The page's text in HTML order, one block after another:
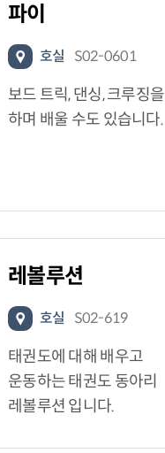
파이
호실 S02-0601
보드 트릭, 댄싱, 크루징을
하며 배울 수도 있습니다.
레볼루션
호실 S02-619
태권도에 대해 배우고
운동하는 태권도 동아리
레볼루션 입니다.